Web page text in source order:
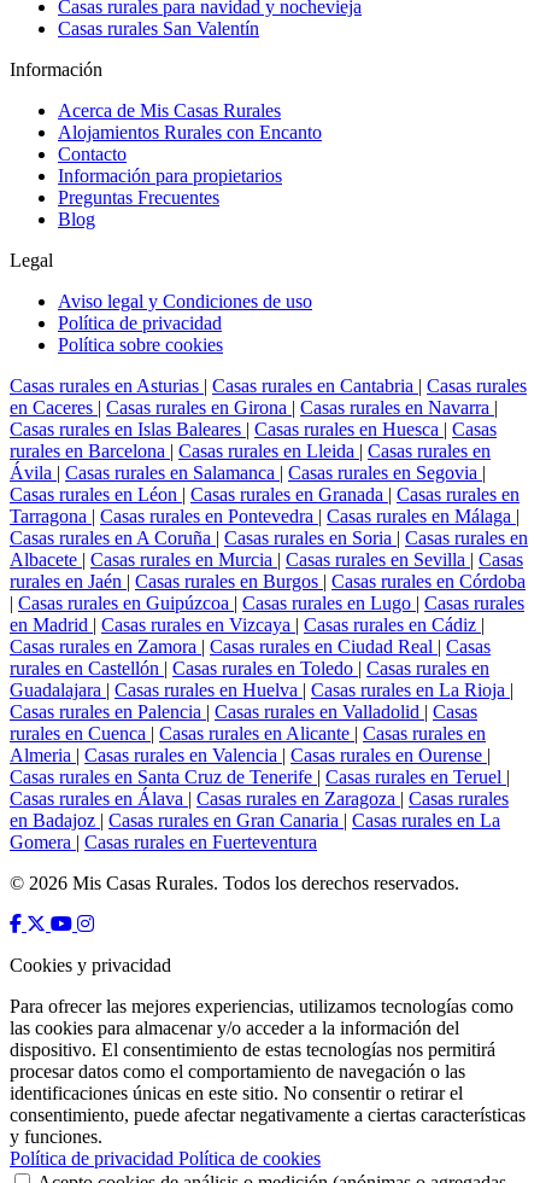
Casas rurales para navidad y nochevieja
Casas rurales San Valentín
Información
Acerca de Mis Casas Rurales
Alojamientos Rurales con Encanto
Contacto
Información para propietarios
Preguntas Frecuentes
Blog
Legal
Aviso legal y Condiciones de uso
Política de privacidad
Política sobre cookies
Casas rurales en Asturias | Casas rurales en Cantabria | Casas rurales
en Caceres | Casas rurales en Girona | Casas rurales en Navarra |
Casas rurales en Islas Baleares | Casas rurales en Huesca | Casas
rurales en Barcelona | Casas rurales en Lleida | Casas rurales en
Ávila | Casas rurales en Salamanca | Casas rurales en Segovia |
Casas rurales en Léon | Casas rurales en Granada | Casas rurales en
Tarragona | Casas rurales en Pontevedra | Casas rurales en Málaga |
Casas rurales en A Coruña | Casas rurales en Soria | Casas rurales en
Albacete | Casas rurales en Murcia | Casas rurales en Sevilla | Casas
rurales en Jaén | Casas rurales en Burgos | Casas rurales en Córdoba
| Casas rurales en Guipúzcoa | Casas rurales en Lugo | Casas rurales
en Madrid | Casas rurales en Vizcaya | Casas rurales en Cádiz |
Casas rurales en Zamora | Casas rurales en Ciudad Real | Casas
rurales en Castellón | Casas rurales en Toledo | Casas rurales en
Guadalajara | Casas rurales en Huelva | Casas rurales en La Rioja |
Casas rurales en Palencia | Casas rurales en Valladolid | Casas
rurales en Cuenca | Casas rurales en Alicante | Casas rurales en
Almeria | Casas rurales en Valencia | Casas rurales en Ourense |
Casas rurales en Santa Cruz de Tenerife | Casas rurales en Teruel |
Casas rurales en Álava | Casas rurales en Zaragoza | Casas rurales
en Badajoz | Casas rurales en Gran Canaria | Casas rurales en La
Gomera | Casas rurales en Fuerteventura
© 2026 Mis Casas Rurales. Todos los derechos reservados.
Cookies y privacidad
Para ofrecer las mejores experiencias, utilizamos tecnologías como
las cookies para almacenar y/o acceder a la información del
dispositivo. El consentimiento de estas tecnologías nos permitirá
procesar datos como el comportamiento de navegación o las
identificaciones únicas en este sitio. No consentir o retirar el
consentimiento, puede afectar negativamente a ciertas características
y funciones.
Política de privacidad Política de cookies